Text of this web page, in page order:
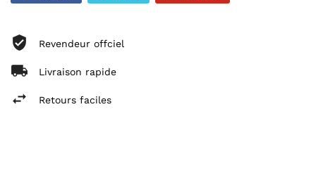
Revendeur offciel
Livraison rapide
Retours faciles